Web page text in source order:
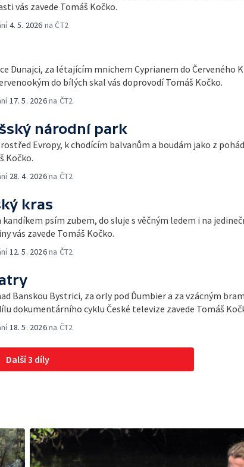
vás zavede Tomáš Kočko.
4. 5. 2026 na ČT2
Dunajci, za létajícím mnichem Cyprianem do Červeného
do bílých skal vás doprovodí Tomáš Kočko.
17. 5. 2026na ČT2
národní park
Evropy, k chodícím balvanům a boudám jako z
Kočko.
28. 4. 2026na ČT2
kras
psím zubem, do sluje s věčným ledem i na
vás zavede Tomáš Kočko.
12. 5. 2026na ČT2
Banskou Bystrici, za orly pod Ďumbier a za vzácným
dokumentárního cyklu České televize zavede Tomáš
18. 5. 2026na ČT2
Další 3 díly